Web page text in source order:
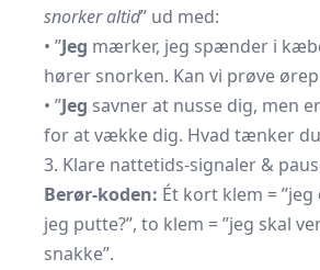
snorker altid” ud med:
• ”Jeg mærker, jeg spænder i
hører snorken. Kan vi prøve
• ”Jeg savner at nusse dig, men
for at vække dig. Hvad tænker
3. Klare nattetids-signaler &
Berør-koden: Ét kort klem =
jeg putte?”, to klem = ”jeg skal
snakke”.